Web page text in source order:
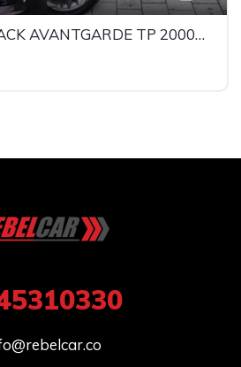
DS DS7 CROSSBACK AVANTGARDE TP 2000CC TD TC CT